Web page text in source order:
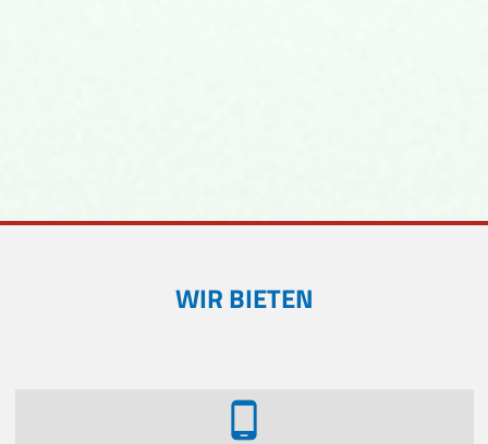
WIR BIETEN
phone_android